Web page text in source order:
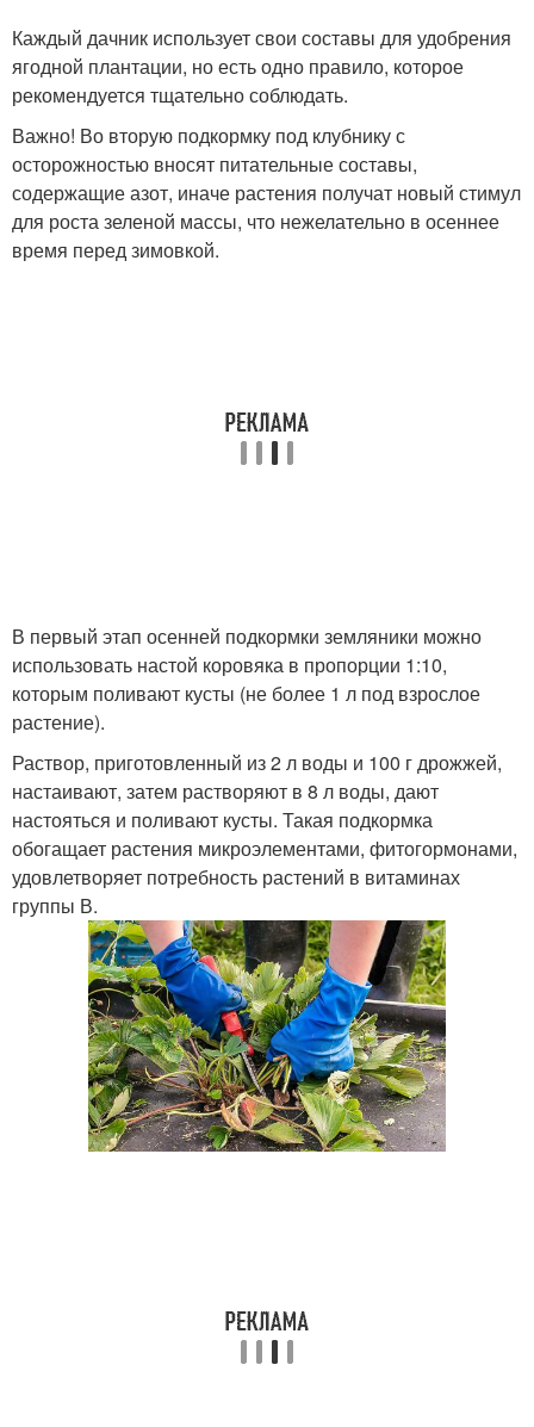
Каждый дачник использует свои составы для удобрения
ягодной плантации, но есть одно правило, которое
рекомендуется тщательно соблюдать.
Важно! Во вторую подкормку под клубнику с
осторожностью вносят питательные составы,
содержащие азот, иначе растения получат новый стимул
для роста зеленой массы, что нежелательно в осеннее
время перед зимовкой.
В первый этап осенней подкормки земляники можно
использовать настой коровяка в пропорции 1:10,
которым поливают кусты (не более 1 л под взрослое
растение).
Раствор, приготовленный из 2 л воды и 100 г дрожжей,
настаивают, затем растворяют в 8 л воды, дают
настояться и поливают кусты. Такая подкормка
обогащает растения микроэлементами, фитогормонами,
удовлетворяет потребность растений в витаминах
группы В.